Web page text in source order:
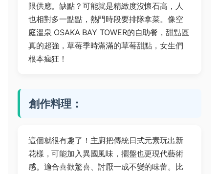
限供應。缺點？可能就是精緻度沒懷石高，人
也相對多一點點，熱門時段要排隊拿菜。像空
庭溫泉 OSAKA BAY TOWER的自助餐，甜點區
真的超強，草莓季時滿滿的草莓甜點，女生們
根本瘋狂！
創作料理：
這個就很有趣了！主廚把傳統日式元素玩出新
花樣，可能加入異國風味，擺盤也更現代藝術
感。適合喜歡驚喜、討厭一成不變的味蕾。比